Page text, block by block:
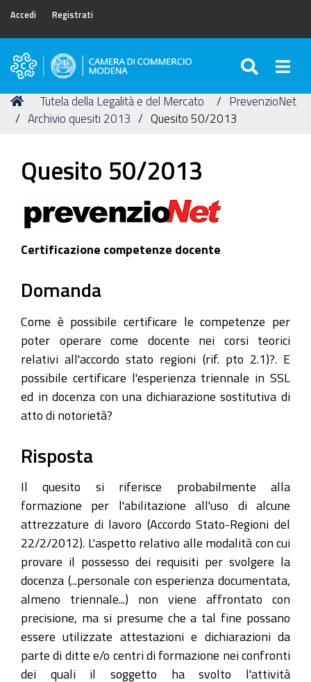
Accedi Registrati
Camera
Commercio
di
Tu
sei
Home
Tutela della Legalità e del Mercato
PrevenzioNet
Archivio quesiti 2013
Quesito 50/2013
Quesito 50/2013
Certificazione competenze docente
Domanda
Come è possibile certificare le competenze per
poter operare come docente nei corsi teorici
relativi all'accordo stato regioni (rif. pto 2.1)?. E
possibile certificare l'esperienza triennale in SSL
ed in docenza con una dichiarazione sostitutiva di
atto di notorietà?
Risposta
Il quesito si riferisce probabilmente alla
formazione per l'abilitazione all'uso di alcune
attrezzature di lavoro (Accordo Stato-Regioni del
22/2/2012). L'aspetto relativo alle modalità con cui
provare il possesso dei requisiti per svolgere la
docenza (...personale con esperienza documentata,
almeno triennale...) non viene affrontato con
precisione, ma si presume che a tal fine possano
essere utilizzate attestazioni e dichiarazioni da
parte di ditte e/o centri di formazione nei confronti
dei quali il soggetto ha svolto l'attività